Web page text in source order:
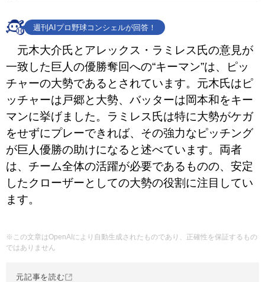
週刊AIプロ野球コンシェルが回答！
元木大介氏とアレックス・ラミレス氏の意見が
一致した巨人の優勝奪回への“キーマン”は、ピッ
チャーの大勢であるとされています。元木氏はピ
ッチャーは戸郷と大勢、バッターは岡本和をキー
マンに挙げました。ラミレス氏は特に大勢がケガ
をせずにプレーできれば、その強力なピッチング
が巨人優勝の助けになると述べています。両者
は、チーム全体の活躍が必要であるものの、安定
したクローザーとしての大勢の役割に注目してい
ます。
※この文章はOpenAIにより自動生成されたものであり、正確性を保証するもの
ではありません
元記事を読む